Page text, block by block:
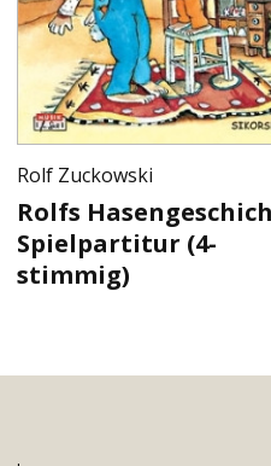
Rolf Zuckowski
Rolfs
Spielpartitur (4-
stimmig)